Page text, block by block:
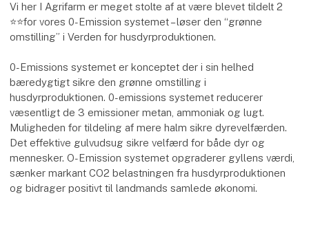
Vi her I Agrifarm er meget stolte af at være blevet tildelt 2
⭐⭐for vores 0-Emission systemet – løser den “grønne
omstilling” i Verden for husdyrproduktionen.
0-Emissions systemet er konceptet der i sin helhed
bæredygtigt sikre den grønne omstilling i
husdyrproduktionen. 0-emissions systemet reducerer
væsentligt de 3 emissioner metan, ammoniak og lugt.
Muligheden for tildeling af mere halm sikre dyrevelfærden.
Det effektive gulvudsug sikre velfærd for både dyr og
mennesker. O-Emission systemet opgraderer gyllens værdi,
sænker markant CO2 belastningen fra husdyrproduktionen
og bidrager positivt til landmands samlede økonomi.